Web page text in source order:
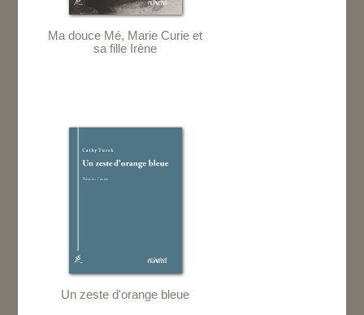
Ma douce Mé, Marie Curie et
sa fille Irène
Un zeste d'orange bleue